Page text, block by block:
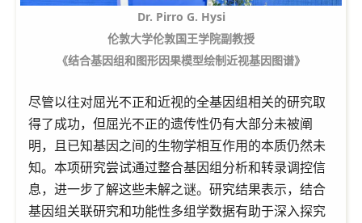
Dr. Pirro G. Hysi
伦敦大学伦敦国王学院副教授
《结合基因组和图形因果模型绘制近视基因图谱》
尽管以往对屈光不正和近视的全基因组相关的研究取
得了成功，但屈光不正的遗传性仍有大部分未被阐
明，且已知基因之间的生物学相互作用的本质仍然未
知。本项研究尝试通过整合基因组分析和转录调控信
息，进一步了解这些未解之谜。研究结果表示，结合
基因组关联研究和功能性多组学数据有助于深入探究